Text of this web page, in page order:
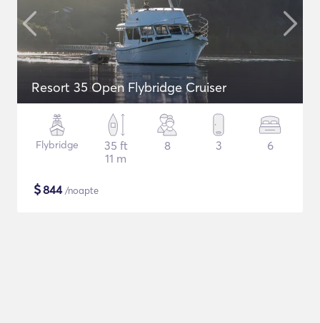
Resort 35 Open Flybridge Cruiser
Flybridge
35 ft
11 m
8 3 6
$844/noapte